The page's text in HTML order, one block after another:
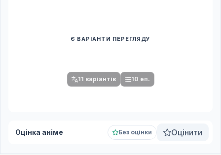
Є ВАРІАНТИ ПЕРЕГЛЯДУ
11 варіантів 10 еп.
Оцінка аніме Без оцінки Оцінити